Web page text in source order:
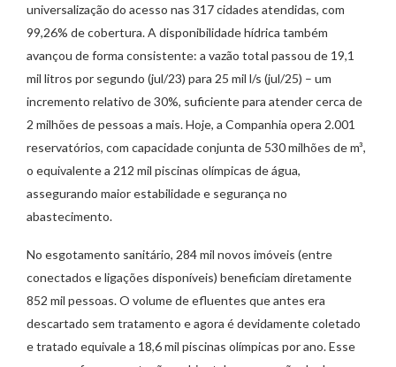
universalização do acesso nas 317 cidades atendidas, com
99,26% de cobertura. A disponibilidade hídrica também
avançou de forma consistente: a vazão total passou de 19,1
mil litros por segundo (jul/23) para 25 mil l/s (jul/25) – um
incremento relativo de 30%, suficiente para atender cerca de
2 milhões de pessoas a mais. Hoje, a Companhia opera 2.001
reservatórios, com capacidade conjunta de 530 milhões de m³,
o equivalente a 212 mil piscinas olímpicas de água,
assegurando maior estabilidade e segurança no
abastecimento.
No esgotamento sanitário, 284 mil novos imóveis (entre
conectados e ligações disponíveis) beneficiam diretamente
852 mil pessoas. O volume de efluentes que antes era
descartado sem tratamento e agora é devidamente coletado
e tratado equivale a 18,6 mil piscinas olímpicas por ano. Esse